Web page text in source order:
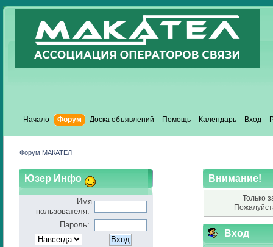
Начало Форум Доска объявлений Помощь Календарь Вход
Форум МАКАТЕЛ
Юзер Инфо
Имя
пользователя:
Пароль:
Внимание!
Только
Вход